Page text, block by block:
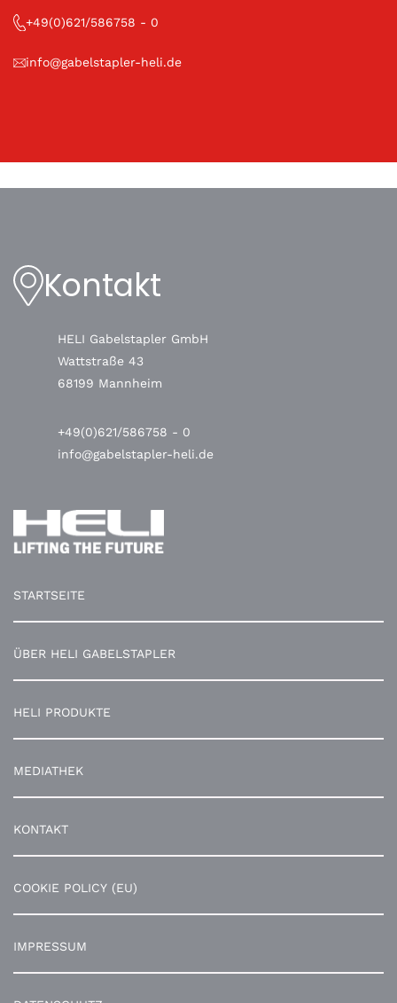
+49(0)621/586758 - 0
info@gabelstapler-heli.de
Kontakt
HELI Gabelstapler GmbH
Wattstraße 43
68199 Mannheim
+49(0)621/586758 - 0
info@gabelstapler-heli.de
STARTSEITE
ÜBER HELI GABELSTAPLER
HELI PRODUKTE
MEDIATHEK
KONTAKT
COOKIE POLICY (EU)
IMPRESSUM